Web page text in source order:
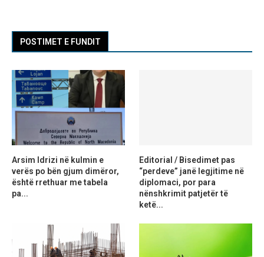
POSTIMET E FUNDIT
Arsim Idrizi në kulmin e
verës po bën gjum dimëror,
është rrethuar me tabela
pa...
Editorial / Bisedimet pas
“perdeve” janë legjitime në
diplomaci, por para
nënshkrimit patjetër të
ketë...